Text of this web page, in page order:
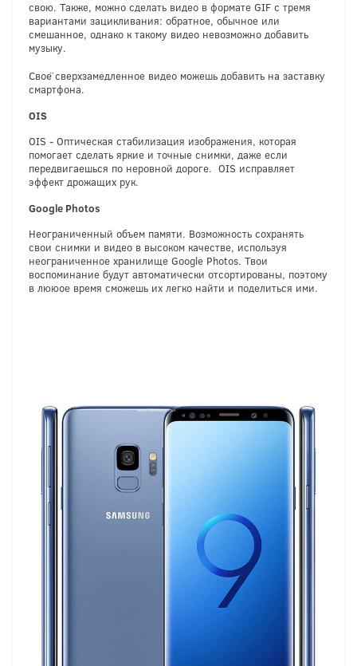
свою. Также, можно сделать видео в формате GIF с тремя
вариантами зацикливания: обратное, обычное или
смешанное, однако к такому видео невозможно добавить
музыку.
Своё сверхзамедленное видео можешь добавить на заставку
смартфона.
OIS
OIS - Оптическая стабилизация изображения, которая
помогает сделать яркие и точные снимки, даже если
передвигаешься по неровной дороге. OIS исправляет
эффект дрожащих рук.
Google Photos
Неограниченный объем памяти. Возможность сохранять
свои снимки и видео в высоком качестве, используя
неограниченное хранилище Google Photos. Твои
воспоминание будут автоматически отсортированы, поэтому
в лююое время сможешь их легко найти и поделиться ими.